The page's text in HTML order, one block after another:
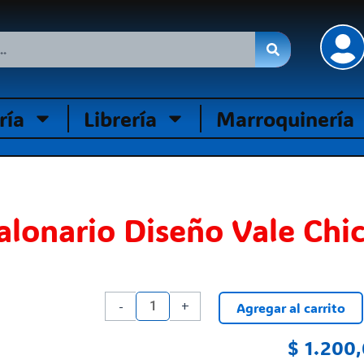
Librería Marroquinería
Diseño Vale
$
-
Talonario
Diseño
+ Agregar al carrito